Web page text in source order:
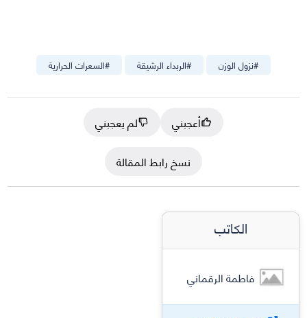
#السعرات الحرارية #الربداء الرشيقة #نزول الوزن
أعجبني
لم يعجبني
نسخ رابط المقالة
الكاتب
فاطمة الرقماني